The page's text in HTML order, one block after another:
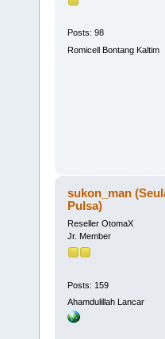
Posts: 98
Romicell Bontang Kaltim
sukon_man
Pulsa)
Reseller OtomaX
Jr. Member
Posts: 159
Ahamdulillah Lancar